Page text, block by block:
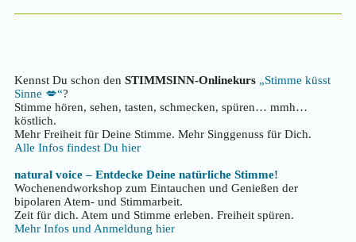
Kennst Du schon den STIMMSINN-Onlinekurs „Stimme küsst
Sinne 💋“?
Stimme hören, sehen, tasten, schmecken, spüren… mmh…
köstlich.
Mehr Freiheit für Deine Stimme. Mehr Singgenuss für Dich.
Alle Infos findest Du hier
natural voice – Entdecke Deine natürliche Stimme!
Wochenendworkshop zum Eintauchen und Genießen der
bipolaren Atem- und Stimmarbeit.
Zeit für dich. Atem und Stimme erleben. Freiheit spüren.
Mehr Infos und Anmeldung hier